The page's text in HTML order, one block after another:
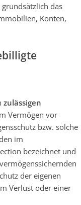
das
Konten,
zulässigen
Vermögen vor
bzw. solche
im
bezeichnet und
der eigenen
Verlust oder einer